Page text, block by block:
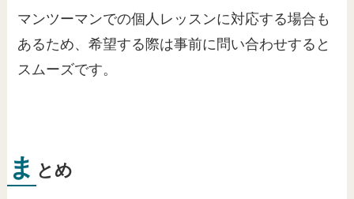
マンツーマンでの個人レッスンに対応する場合も
あるため、希望する際は事前に問い合わせすると
スムーズです。
ま とめ